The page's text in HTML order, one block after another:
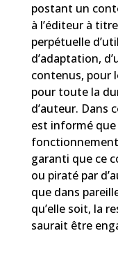
postant un
à l’éditeur à
perpétuelle
d’adaptation,
contenus, pour
pour toute la
d’auteur. Dans
est informé
garanti que ce
ou piraté par
que dans
qu’elle soit, la
saurait être